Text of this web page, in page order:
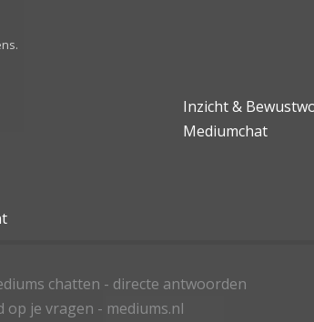
Inzicht &
Mediumchat
chatten - directe antwoorden
je vragen - mediums.nl